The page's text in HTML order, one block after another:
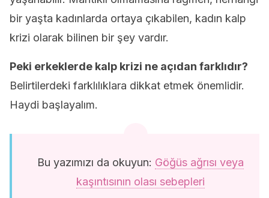
bir yaşta kadınlarda ortaya çıkabilen, kadın kalp
krizi olarak bilinen bir şey vardır.
Peki erkeklerde kalp krizi ne açıdan farklıdır?
Belirtilerdeki farklılıklara dikkat etmek önemlidir.
Haydi başlayalım.
Bu yazımızı da okuyun: Göğüs ağrısı veya
kaşıntısının olası sebepleri